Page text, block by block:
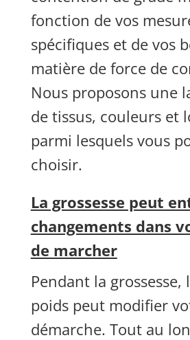
fonction de vos
spécifiques et de vos
matière de force de
Nous proposons une
de tissus, couleurs et
parmi lesquels vous
choisir.
La grossesse peut
changements dans
de marcher
Pendant la grossesse,
poids peut modifier
démarche. Tout au